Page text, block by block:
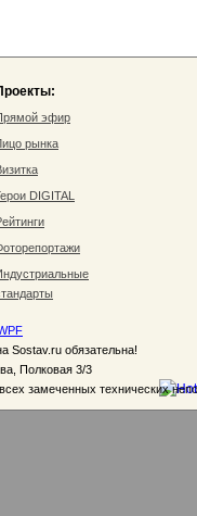
эфир
рынка
DIGITAL
Sostav.ru обязательна!
Полковая 3/3
замеченных технических